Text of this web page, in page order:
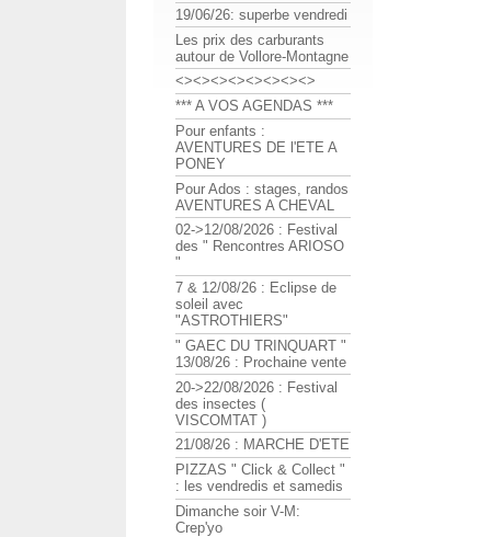
19/06/26: superbe vendredi
Les prix des carburants
autour de Vollore-Montagne
<><><><><><><><>
*** A VOS AGENDAS ***
Pour enfants :
AVENTURES DE l'ETE A
PONEY
Pour Ados : stages, randos
AVENTURES A CHEVAL
02->12/08/2026 : Festival
des " Rencontres ARIOSO
"
7 & 12/08/26 : Eclipse de
soleil avec
"ASTROTHIERS"
" GAEC DU TRINQUART "
13/08/26 : Prochaine vente
20->22/08/2026 : Festival
des insectes (
VISCOMTAT )
21/08/26 : MARCHE D'ETE
PIZZAS " Click & Collect "
: les vendredis et samedis
Dimanche soir V-M:
Crep'yo